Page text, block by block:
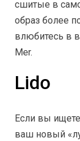
сшитые в
образ более
влюбитесь в
Mer.
Lido
Если вы
ваш новый